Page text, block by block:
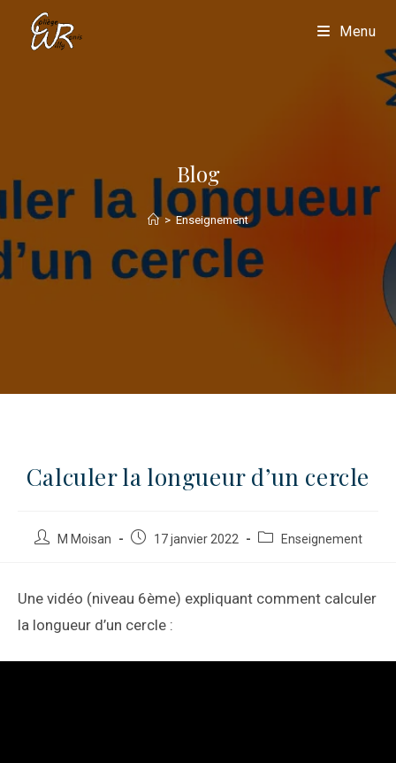
Menu
Blog
> Enseignement
Calculer la longueur d’un cercle
M Moisan 17 janvier 2022 Enseignement
Une vidéo (niveau 6ème) expliquant comment calculer
la longueur d’un cercle :